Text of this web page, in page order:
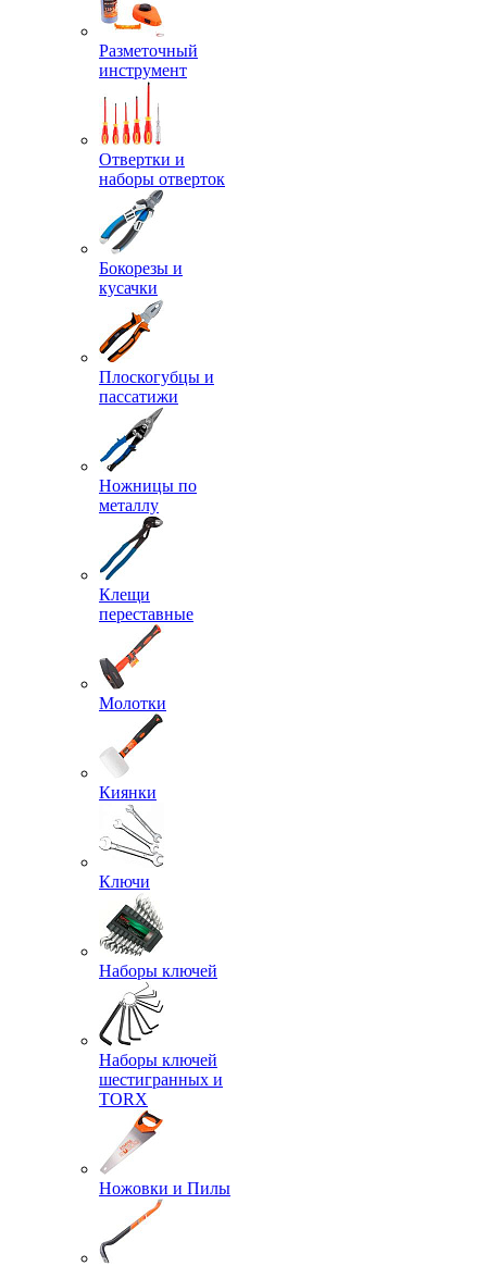
Разметочный
инструмент
Отвертки и
наборы отверток
Бокорезы и
кусачки
Плоскогубцы и
пассатижи
Ножницы по
металлу
Клещи
переставные
Молотки
Киянки
Ключи
Наборы ключей
Наборы ключей
шестигранных и
TORX
Ножовки и Пилы